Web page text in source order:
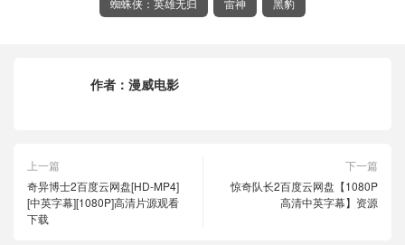
蜘蛛侠：英雄无归 雷神 黑豹
作者： 漫威电影
上一篇
奇异博士2百度云网盘[HD-MP4]
[中英字幕][1080P]高清片源观看
下载
下一篇
惊奇队长2百度云网盘【1080P
高清中英字幕】资源